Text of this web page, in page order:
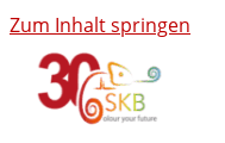
Zum Inhalt springen